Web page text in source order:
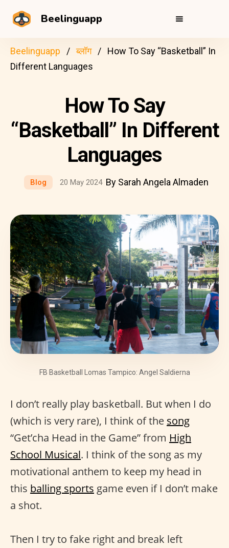
Beelinguapp
Beelinguapp ब्लॉग
How To Say “Basketball” In
Different Languages
How To Say
“Basketball” In Different
Languages
Blog 20 May 2024 By Sarah Angela Almaden
FB Basketball Lomas Tampico: Angel Saldierna
I don’t really play basketball. But when I do
(which is very rare), I think of the song
“Get’cha Head in the Game” from High
School Musical. I think of the song as my
motivational anthem to keep my head in
this balling sports game even if I don’t make
a shot.
Then I try to fake right and break left